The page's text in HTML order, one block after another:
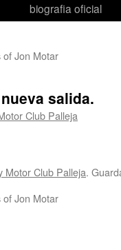
biografia oficial
of Jon Motar
salida.
Club Palleja
Motor Club Palleja.
of Jon Motar